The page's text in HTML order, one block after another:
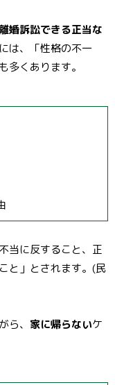
婚訴訟できる正当な
は、「性格の不一
多くあります。
当に反すること、正
と」とされます。(民
ら、 家に帰らないケ